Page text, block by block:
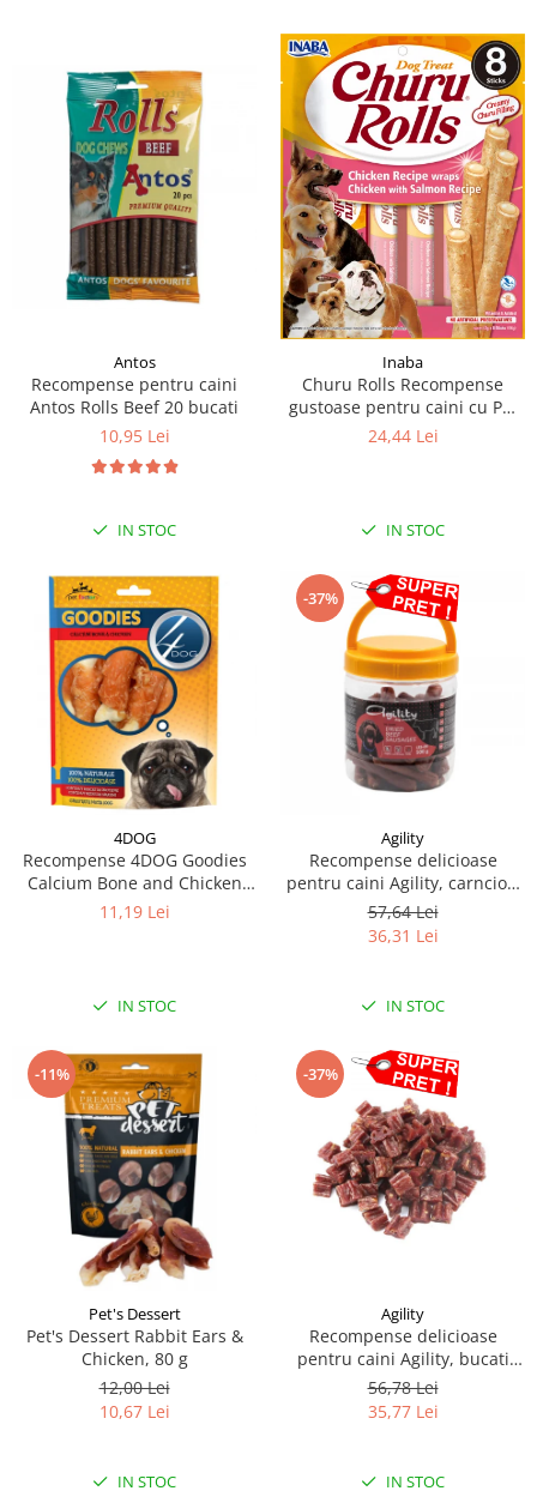
Antos
Recompense pentru caini
Antos Rolls Beef 20 bucati
10,95 Lei
IN STOC
Inaba
Churu Rolls Recompense
gustoase pentru caini cu Pui
si somon 8 x 12 g
24,44 Lei
IN STOC
4DOG
Recompense 4DOG Goodies
Calcium Bone and Chicken
100g
11,19 Lei
IN STOC
-37%
Agility
Recompense delicioase
pentru caini Agility, carnciori
uscati de vita-7cm, 500g
57,64 Lei
36,31 Lei
IN STOC
-11%
Pet's Dessert
Pet's Dessert Rabbit Ears &
Chicken, 80 g
12,00 Lei
10,67 Lei
IN STOC
-37%
Agility
Recompense delicioase
pentru caini Agility, bucati
inimioara iepure, 500g
56,78 Lei
35,77 Lei
IN STOC